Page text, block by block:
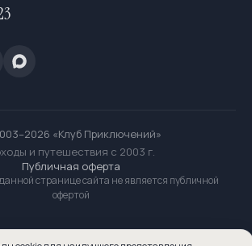
«Клуб Приключений»
и путешествия с 2003 г.
Публичная оферта
странице сайта не является публичной
офертой